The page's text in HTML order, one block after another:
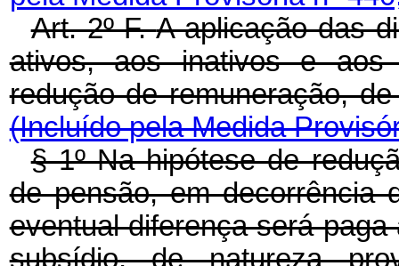
Art. 2º-F.A aplicação das
ativos, aos inativos e aos
redução de
(Incluído pela Medida
§ 1º Na hipótese de
de pensão, em decorrência
eventual diferença será
subsídio, de natureza